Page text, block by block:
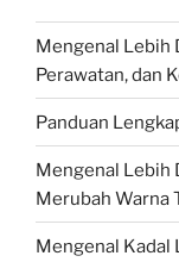
Mengenal Lebih
Perawatan, dan
Panduan
Mengenal Lebih
Merubah Warna
Mengenal Kadal